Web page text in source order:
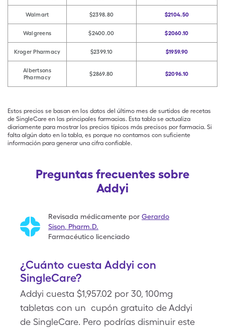
Walmart $2398.80 $2104.50
Walgreens $2400.00 $2060.10
Kroger Pharmacy $2399.10 $1959.90
Albertsons
Pharmacy
$2869.80 $2096.10
Estos precios se basan en los datos del último mes de surtidos de recetas
de SingleCare en las principales farmacias. Esta tabla se actualiza
diariamente para mostrar los precios típicos más precisos por farmacia. Si
falta algún dato en la tabla, es porque no contamos con suficiente
información para generar una cifra confiable.
Preguntas frecuentes sobre
Addyi
Revisada médicamente por Gerardo
Sison Pharm.D.
Farmacéutico licenciado
¿Cuánto cuesta Addyi con
SingleCare?
Addyi cuesta $1,957.02 por 30, 100mg
tabletas con un cupón gratuito de Addyi
de SingleCare. Pero podrías disminuir este